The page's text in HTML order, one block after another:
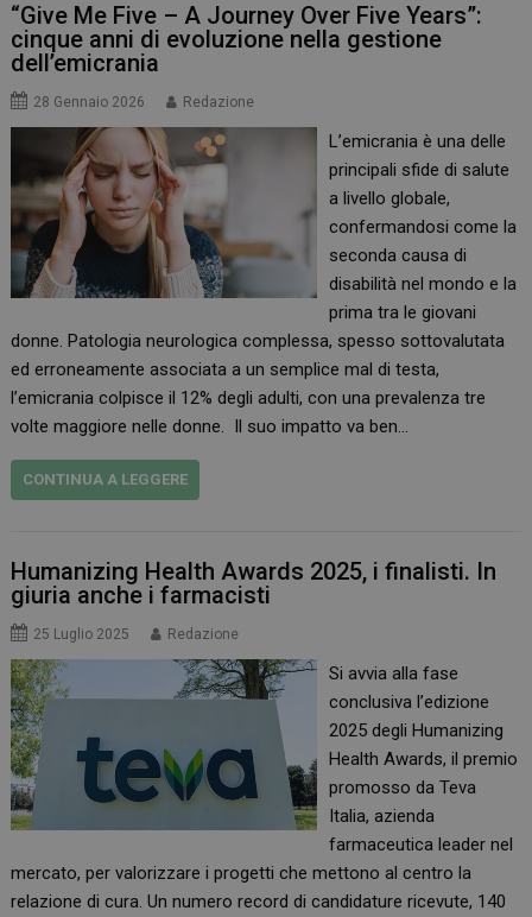
“Give Me Five – A Journey Over Five Years”:
cinque anni di evoluzione nella gestione
dell’emicrania
28 Gennaio 2026 Redazione
L’emicrania è una delle
principali sfide di salute
a livello globale,
confermandosi come la
seconda causa di
disabilità nel mondo e la
prima tra le giovani
donne. Patologia neurologica complessa, spesso sottovalutata
ed erroneamente associata a un semplice mal di testa,
l’emicrania colpisce il 12% degli adulti, con una prevalenza tre
volte maggiore nelle donne. Il suo impatto va ben…
CONTINUA A LEGGERE
Humanizing Health Awards 2025, i finalisti. In
giuria anche i farmacisti
25 Luglio 2025 Redazione
Si avvia alla fase
conclusiva l’edizione
2025 degli Humanizing
Health Awards, il premio
promosso da Teva
Italia, azienda
farmaceutica leader nel
mercato, per valorizzare i progetti che mettono al centro la
relazione di cura. Un numero record di candidature ricevute, 140